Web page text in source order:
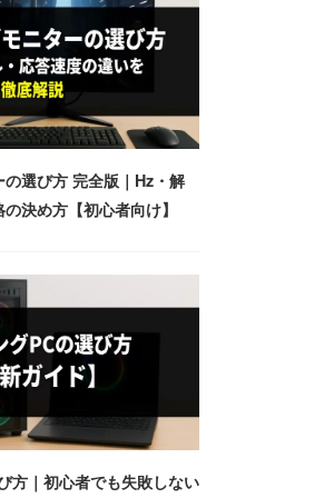
選び方 完全版｜Hz・解
決め方【初心者向け】
方｜初心者でも失敗しない